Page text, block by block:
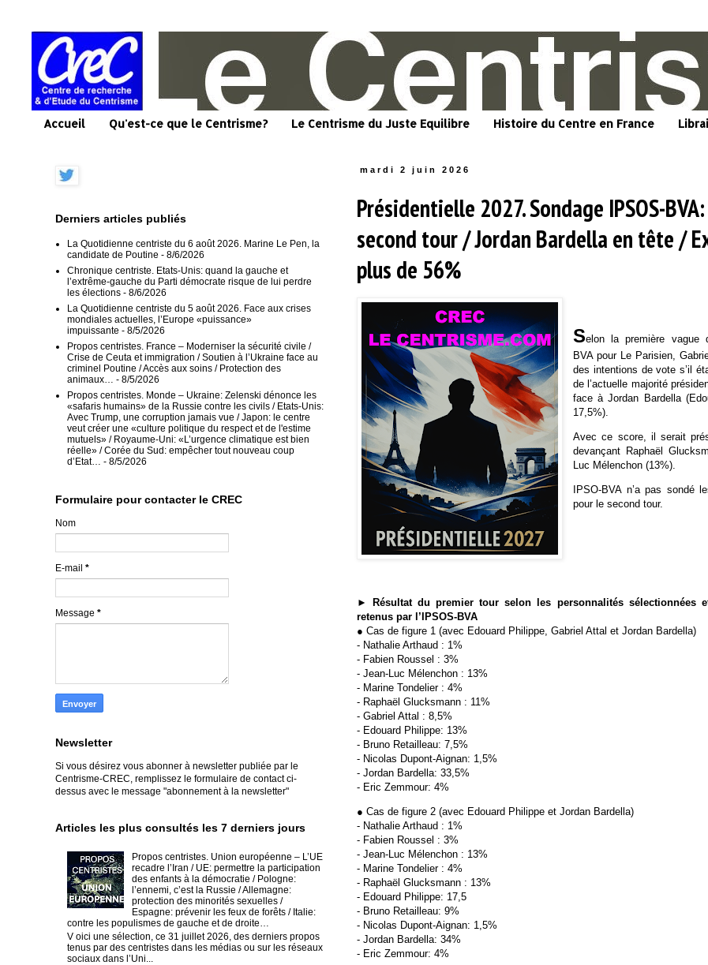
Accueil Qu'est-ce que le Centrisme? Le Centrisme du Juste Equilibre Histoire du Centre en France
mardi 2 juin 2026
Présidentielle 2027. Sondage IPSOS-
second tour / Jordan Bardella en tête /
plus de 56%
Selon la première vague
BVA pour Le Parisien,
des intentions de vote s’il
de l’actuelle majorité
face à Jordan Bardella
17,5%).
Avec ce score, il serait
devançant Raphaël
Luc Mélenchon (13%).
IPSO-BVA n’a pas sondé
pour le second tour.
► Résultat du premier tour selon les personnalités sélectionnées
retenus par l’IPSOS-BVA
● Cas de figure 1 (avec Edouard Philippe, Gabriel Attal et Jordan Bardella)
- Nathalie Arthaud : 1%
- Fabien Roussel : 3%
- Jean-Luc Mélenchon : 13%
- Marine Tondelier : 4%
- Raphaël Glucksmann : 11%
- Gabriel Attal : 8,5%
- Edouard Philippe: 13%
- Bruno Retailleau: 7,5%
- Nicolas Dupont-Aignan: 1,5%
- Jordan Bardella: 33,5%
- Eric Zemmour: 4%
● Cas de figure 2 (avec Edouard Philippe et Jordan Bardella)
- Nathalie Arthaud : 1%
- Fabien Roussel : 3%
- Jean-Luc Mélenchon : 13%
- Marine Tondelier : 4%
- Raphaël Glucksmann : 13%
- Edouard Philippe: 17,5
- Bruno Retailleau: 9%
- Nicolas Dupont-Aignan: 1,5%
- Jordan Bardella: 34%
- Eric Zemmour: 4%
Derniers articles publiés
La Quotidienne centriste du 6 août 2026. Marine Le Pen, la
candidate de Poutine - 8/6/2026
Chronique centriste. Etats-Unis: quand la gauche et
l’extrême-gauche du Parti démocrate risque de lui perdre
les élections - 8/6/2026
La Quotidienne centriste du 5 août 2026. Face aux crises
mondiales actuelles, l’Europe «puissance»
impuissante - 8/5/2026
Propos centristes. France – Moderniser la sécurité civile /
Crise de Ceuta et immigration / Soutien à l’Ukraine face au
criminel Poutine / Accès aux soins / Protection des
animaux…
- 8/5/2026
Propos centristes. Monde – Ukraine: Zelenski dénonce les
«safaris humains» de la Russie contre les civils / Etats-Unis:
Avec Trump, une corruption jamais vue / Japon: le centre
veut créer une «culture politique du respect et de l'estime
mutuels» / Royaume-Uni: «L’urgence climatique est bien
réelle» / Corée du Sud: empêcher tout nouveau coup
d’Etat…
- 8/5/2026
Formulaire pour contacter le CREC
Nom
E-mail *
Message *
Newsletter
Si vous désirez vous abonner à newsletter publiée par le
Centrisme-CREC, remplissez le formulaire de contact ci-
dessus avec le message "abonnement à la newsletter"
Articles les plus consultés les 7 derniers jours
Propos centristes. Union européenne – L’UE
recadre l’Iran / UE: permettre la participation
des enfants à la démocratie / Pologne:
l’ennemi, c’est la Russie / Allemagne:
protection des minorités sexuelles /
Espagne: prévenir les feux de forêts / Italie:
contre les populismes de gauche et de droite…
V oici une sélection, ce 31 juillet 2026, des derniers propos
tenus par des centristes dans les médias ou sur les réseaux
sociaux dans l’Uni...